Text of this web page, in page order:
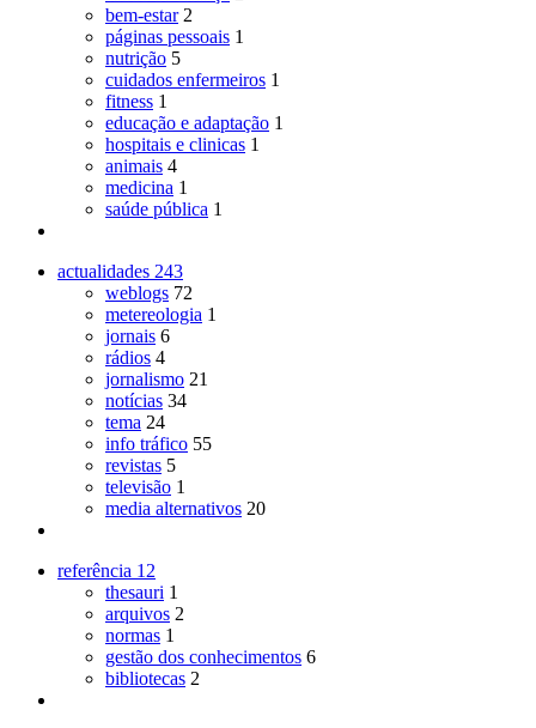
bem-estar 2
páginas pessoais 1
nutrição 5
cuidados enfermeiros 1
fitness 1
educação e adaptação 1
hospitais e clinicas 1
animais 4
medicina 1
saúde pública 1
actualidades 243
weblogs 72
metereologia 1
jornais 6
rádios 4
jornalismo 21
notícias 34
tema 24
info tráfico 55
revistas 5
televisão 1
media alternativos 20
referência 12
thesauri 1
arquivos 2
normas 1
gestão dos conhecimentos 6
bibliotecas 2